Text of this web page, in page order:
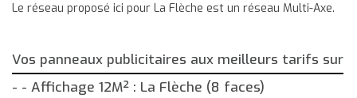
Le réseau proposé ici pour La Flèche est un réseau Multi-Axe.
Vos panneaux publicitaires aux meilleurs tarifs sur
- - Affichage 12M² : La Flèche (8 faces)